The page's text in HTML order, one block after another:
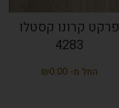
פרקט קרונו קסטלו
4283
₪